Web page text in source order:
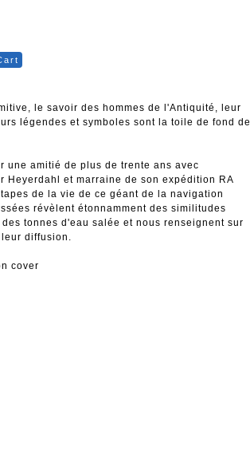
le savoir des hommes de l'Antiquité, leur
légendes et symboles sont la toile de fond de
une amitié de plus de trente ans avec
Heyerdahl et marraine de son expédition RA
de la vie de ce géant de la navigation
révèlent étonnamment des similitudes
tonnes d'eau salée et nous renseignent sur
diffusion.
cover